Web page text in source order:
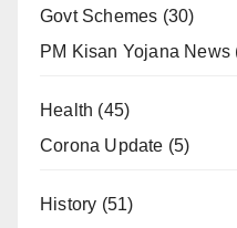
Govt Schemes (30)
PM Kisan Yojana News
Health (45)
Corona Update (5)
History (51)